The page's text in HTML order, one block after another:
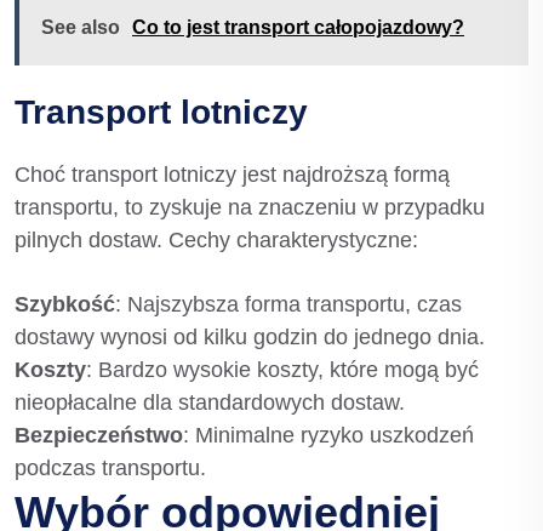
See also Co to jest transport całopojazdowy?
Transport lotniczy
Choć transport lotniczy jest najdroższą formą
transportu, to zyskuje na znaczeniu w przypadku
pilnych dostaw. Cechy charakterystyczne:
Szybkość: Najszybsza forma transportu, czas
dostawy wynosi od kilku godzin do jednego dnia.
Koszty: Bardzo wysokie koszty, które mogą być
nieopłacalne dla standardowych dostaw.
Bezpieczeństwo: Minimalne ryzyko uszkodzeń
podczas transportu.
Wybór odpowiedniej